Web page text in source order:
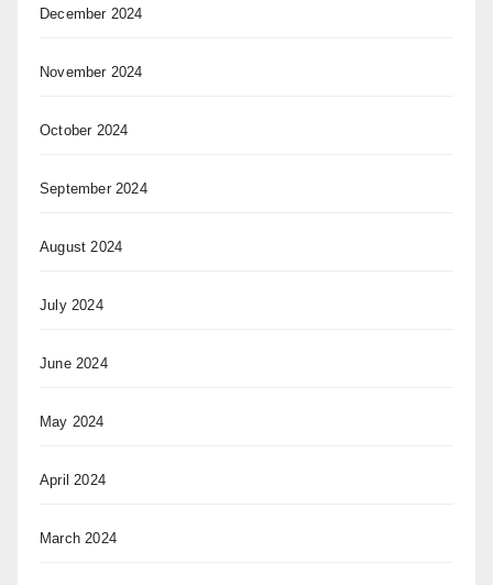
December 2024
November 2024
October 2024
September 2024
August 2024
July 2024
June 2024
May 2024
April 2024
March 2024